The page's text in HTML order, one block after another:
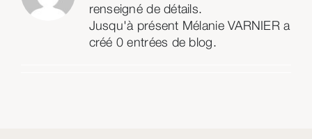
renseigné de détails.
Jusqu'à présent Mélanie VARNIER a
créé 0 entrées de blog.